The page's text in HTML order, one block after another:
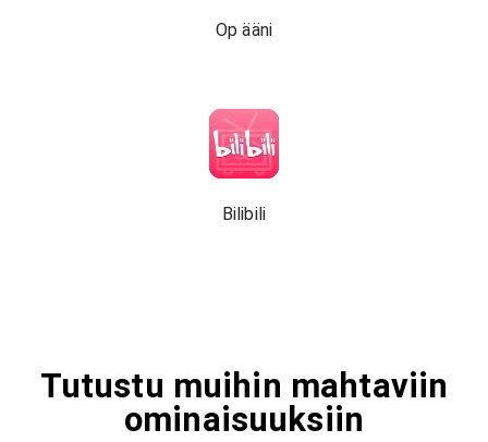
Op ääni
Bilibili
Tutustu muihin mahtaviin
ominaisuuksiin